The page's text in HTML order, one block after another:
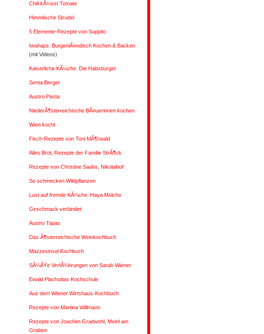
Chili kÃ¼sst Tomate
Himmlische Strudel
5 Elemente-Rezepte von Suppito
Iwahaps. BurgenlÃ¤ndisch Kochen & Backen
(mit Videos)
Kaiserliche KÃ¼che: Die Habsburger
Senta Berger
Austro Pasta
NiederÃ¶sterreichische BÃ¤uerinnen kochen
Wien kocht
Fisch-Rezepte von Toni MÃ¶rwald
Alles Brot, Rezepte der Familie StrÃ¶ck
Rezepte von Christine Saahs, Nikolaihof
So schmecken Wildpflanzen
Lust auf fremde KÃ¼che: Haya Molcho
Geschmack verbindet
Austro Tapas
Das Ã¶sterreichische Weinkochbuch
Mazzesinsel Kochbuch
SÃ¼ÃŸe VerfÃ¼hrungen von Sarah Wiener
Ewald Plachuttas Kochschule
Aus dem Wiener Wirtshaus-Kochbuch
Rezepte von Martina Willmann
Rezepte von Joachim Gradwohl, Meinl am
Graben